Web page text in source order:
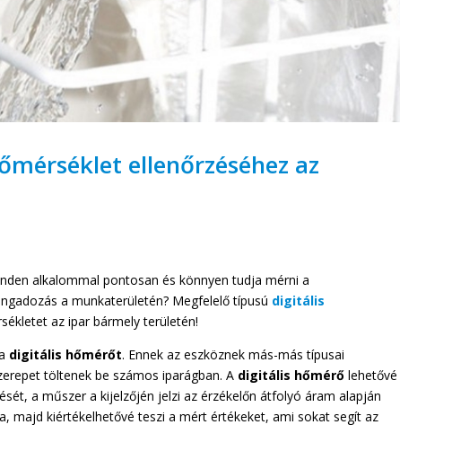
ellenőrzéséhez az
alkalommal pontosan és könnyen tudja mérni a
a munkaterületén? Megfelelő típusú digitális
az ipar bármely területén!
digitális hőmérőt. Ennek az eszköznek más-más típusai
töltenek be számos iparágban. A digitális hőmérő lehetővé
a műszer a kijelzőjén jelzi az érzékelőn átfolyó áram alapján
majd kiértékelhetővé teszi a mért értékeket, ami sokat segít az